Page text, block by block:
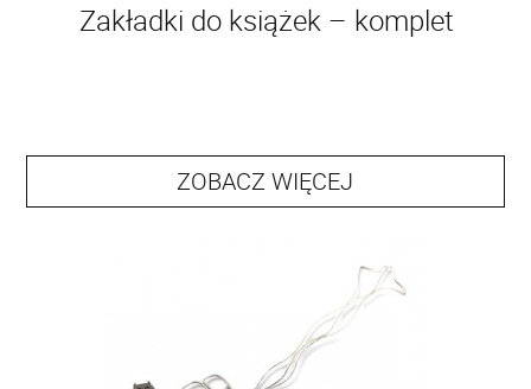
Zakładki do książek – komplet
ZOBACZ WIĘCEJ